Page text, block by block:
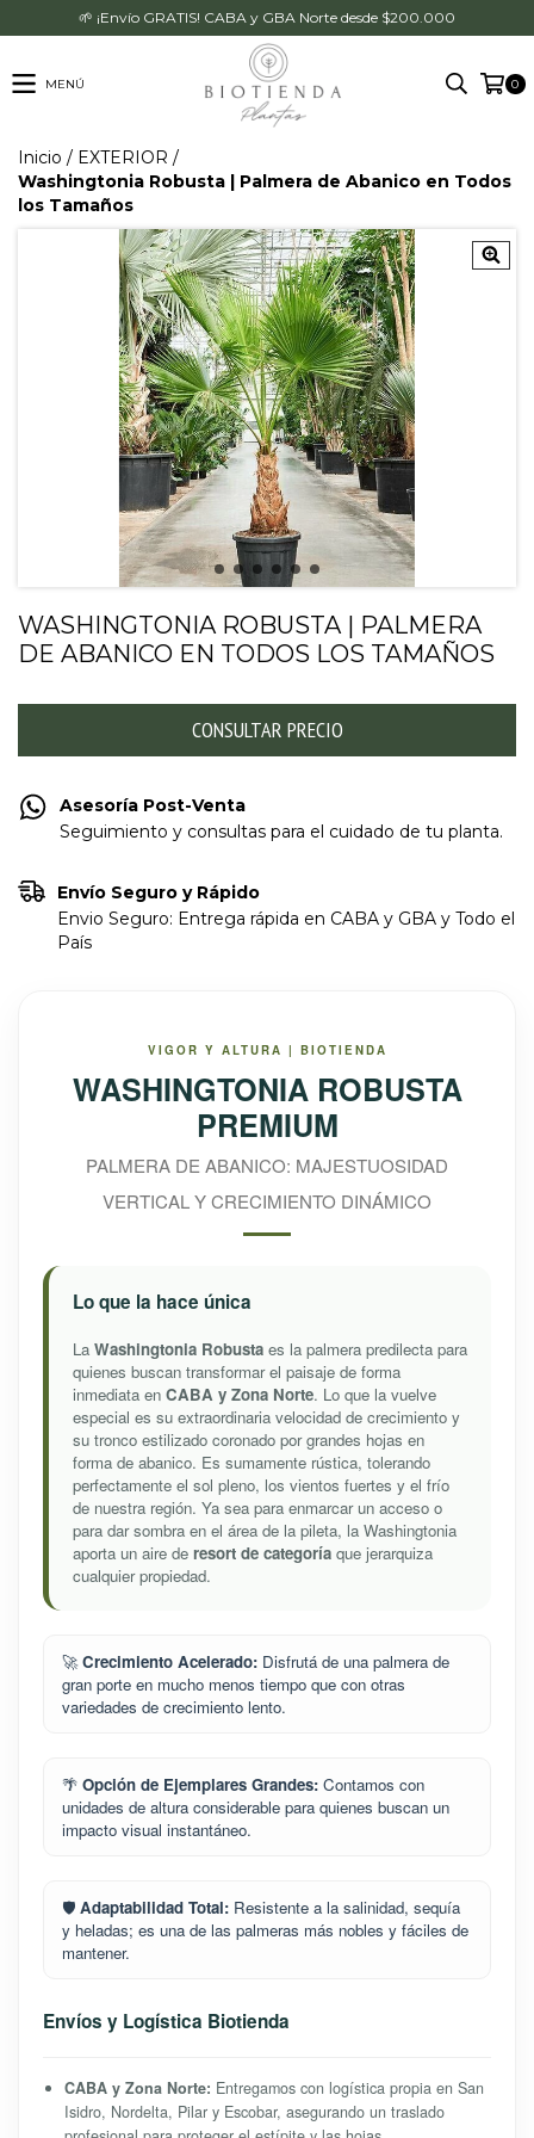
🌱 ¡Envío GRATIS! CABA y GBA Norte desde $200.000
MENÚ 0
Inicio / EXTERIOR /
Washingtonia Robusta | Palmera de Abanico en Todos
los Tamaños
WASHINGTONIA ROBUSTA | PALMERA
DE ABANICO EN TODOS LOS TAMAÑOS
Asesoría Post-Venta
Seguimiento y consultas para el cuidado de tu planta.
Envío Seguro y Rápido
Envio Seguro: Entrega rápida en CABA y GBA y Todo el
País
VIGOR Y ALTURA | BIOTIENDA
WASHINGTONIA ROBUSTA
PREMIUM
PALMERA DE ABANICO: MAJESTUOSIDAD
VERTICAL Y CRECIMIENTO DINÁMICO
Lo que la hace única
La Washingtonia Robusta es la palmera predilecta para
quienes buscan transformar el paisaje de forma
inmediata en CABA y Zona Norte. Lo que la vuelve
especial es su extraordinaria velocidad de crecimiento y
su tronco estilizado coronado por grandes hojas en
forma de abanico. Es sumamente rústica, tolerando
perfectamente el sol pleno, los vientos fuertes y el frío
de nuestra región. Ya sea para enmarcar un acceso o
para dar sombra en el área de la pileta, la Washingtonia
aporta un aire de resort de categoría que jerarquiza
cualquier propiedad.
🚀Crecimiento Acelerado: Disfrutá de una palmera de
gran porte en mucho menos tiempo que con otras
variedades de crecimiento lento.
🌴 Opción de Ejemplares Grandes: Contamos con
unidades de altura considerable para quienes buscan un
impacto visual instantáneo.
🛡️ Adaptabilidad Total: Resistente a la salinidad, sequía
y heladas; es una de las palmeras más nobles y fáciles de
mantener.
Envíos y Logística Biotienda
CABA y Zona Norte: Entregamos con logística propia en San
Isidro, Nordelta, Pilar y Escobar, asegurando un traslado